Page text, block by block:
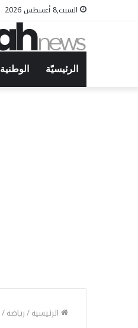
السبت,8 أغسطس 2026
الرئيسيّة الوطنية
الرئيسية/رياضة/